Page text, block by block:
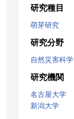
研究種目
萌芽研究
研究分野
自然災害科学
研究機関
名古屋大学
新潟大学